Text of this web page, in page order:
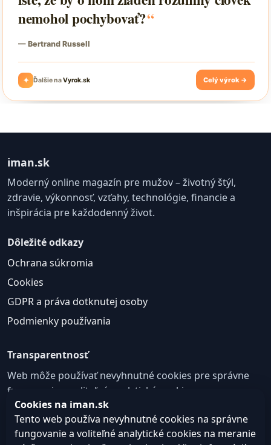
iman.sk
Moderný online magazín pre mužov – životný štýl,
zdravie, výkonnosť, vzťahy, technológie, financie a
inšpirácia pre každodenný život.
Dôležité odkazy
Ochrana súkromia
Cookies
GDPR a práva dotknutej osoby
Podmienky používania
Transparentnosť
Web môže používať nevyhnutné cookies pre správne
fungovanie a voliteľné analytické cookies na
zlepšovanie obsahu a používateľskej skúsenosti.
Nastavenie cookies
Cookies na iman.sk
Tento web používa nevyhnutné cookies na správne
fungovanie a voliteľné analytické cookies na meranie